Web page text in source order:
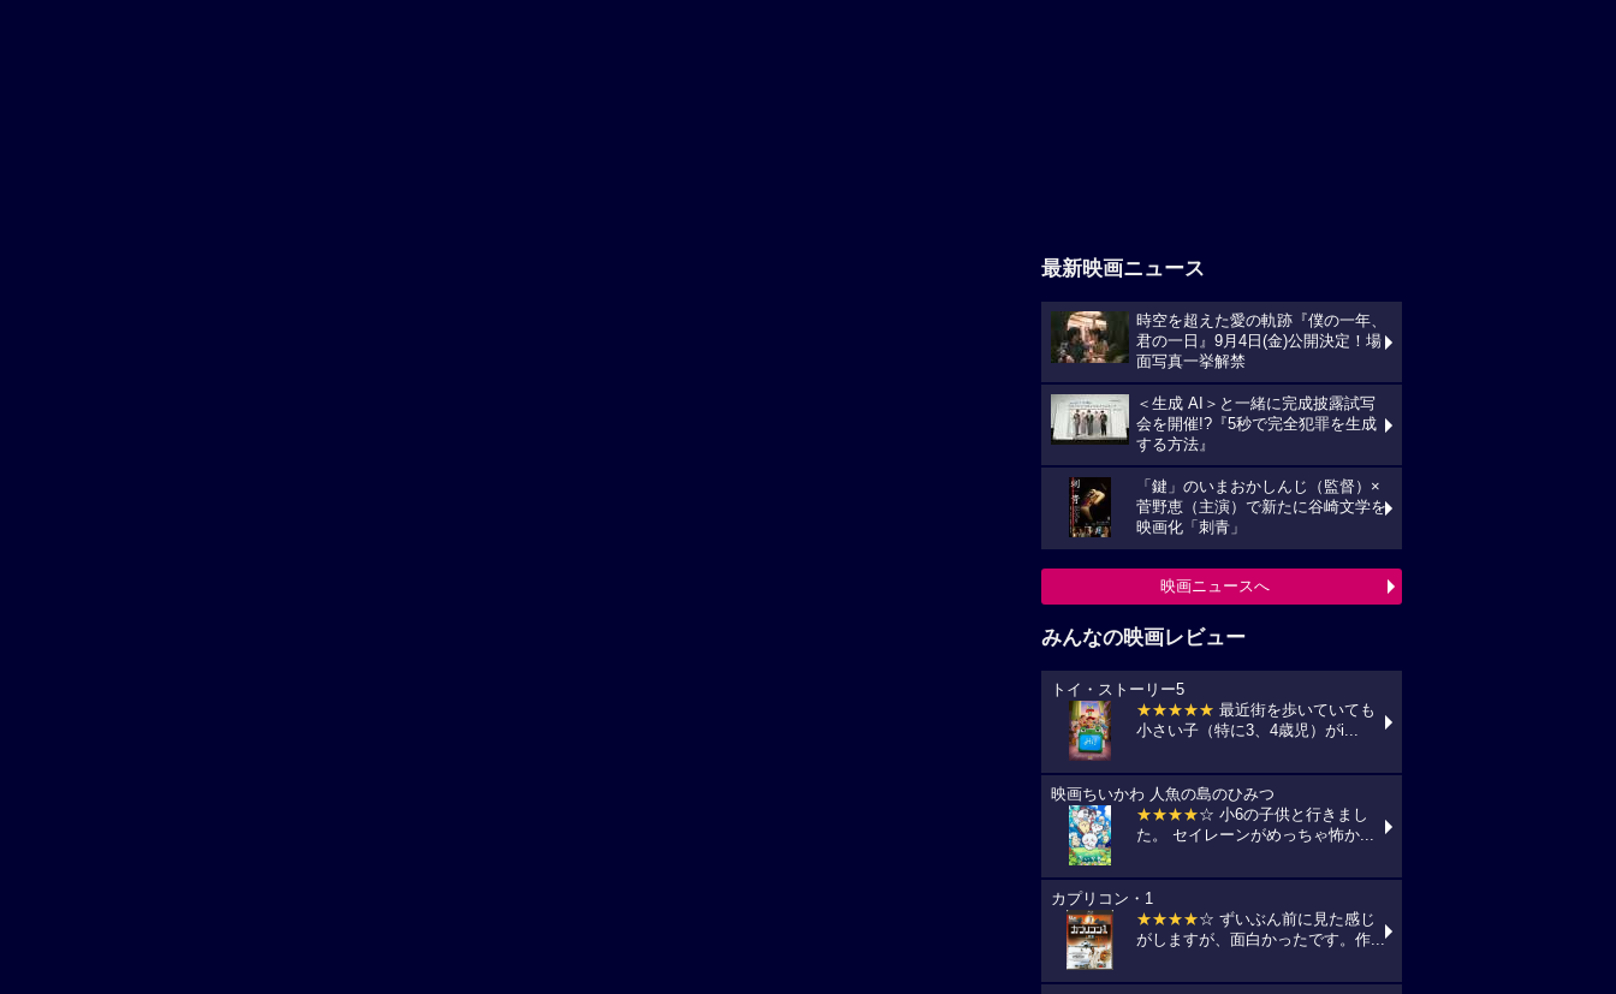
最新映画ニュース
時空を超えた愛の軌跡『僕の一年、
君の一日』9月4日(金)公開決定！場
面写真一挙解禁
＜生成 AI＞と一緒に完成披露試写
会を開催!?『5秒で完全犯罪を生成
する方法』
「鍵」のいまおかしんじ（監督）×
菅野恵（主演）で新たに谷崎文学を
映画化「刺青」
映画ニュースへ
みんなの映画レビュー
トイ・ストーリー5
★★★★★ 最近街を歩いていても
小さい子（特に3、4歳児）がi...
映画ちいかわ 人魚の島のひみつ
★★★★☆ 小6の子供と行きまし
た。 セイレーンがめっちゃ怖か...
カプリコン・1
★★★★☆ ずいぶん前に見た感じ
がしますが、面白かったです。作...